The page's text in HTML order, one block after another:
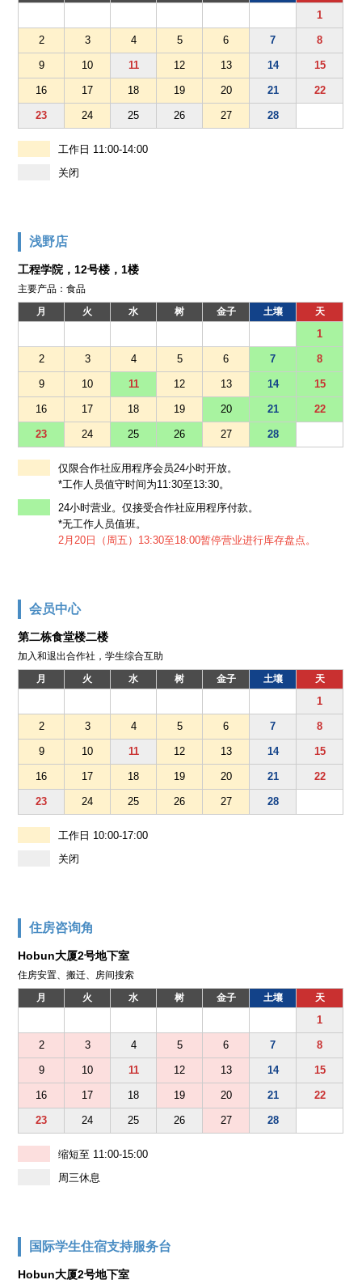
1
2 3 4 5 6 7 8
9 10 11 12 13 14 15
16 17 18 19 20 21 22
23 24 25 26 27 28
工作日 11:00-14:00
关闭
浅野店
工程学院，12号楼，1楼
主要产品：食品
月 火 水 树 金子 土壤 天
1
2 3 4 5 6 7 8
9 10 11 12 13 14 15
16 17 18 19 20 21 22
23 24 25 26 27 28
仅限合作社应用程序会员24小时开放。
*工作人员值守时间为11:30至13:30。
24小时营业。仅接受合作社应用程序付款。
*无工作人员值班。
2月20日（周五）13:30至18:00暂停营业进行库存盘点。
会员中心
第二栋食堂楼二楼
加入和退出合作社，学生综合互助
月 火 水 树 金子 土壤 天
1
2 3 4 5 6 7 8
9 10 11 12 13 14 15
16 17 18 19 20 21 22
23 24 25 26 27 28
工作日 10:00-17:00
关闭
住房咨询角
Hobun大厦2号地下室
住房安置、搬迁、房间搜索
月 火 水 树 金子 土壤 天
1
2 3 4 5 6 7 8
9 10 11 12 13 14 15
16 17 18 19 20 21 22
23 24 25 26 27 28
缩短至 11:00-15:00
周三休息
国际学生住宿支持服务台
Hobun大厦2号地下室